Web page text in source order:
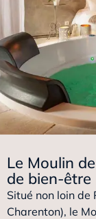
Le Moulin
de bien-être
Situé non loin
Charenton), le